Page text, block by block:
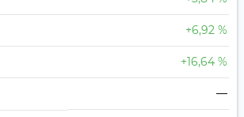
+6,92 %
+16,64 %
—